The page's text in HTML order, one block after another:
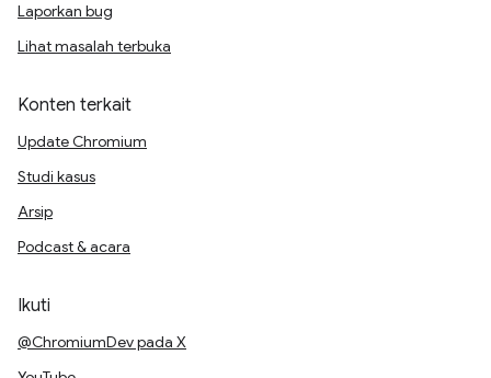
Laporkan bug
Lihat masalah terbuka
Konten terkait
Update Chromium
Studi kasus
Arsip
Podcast & acara
Ikuti
@ChromiumDev pada X